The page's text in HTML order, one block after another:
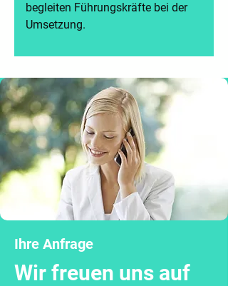
begleiten Führungskräfte bei der
Umsetzung.
Ihre Anfrage
Wir freuen uns auf